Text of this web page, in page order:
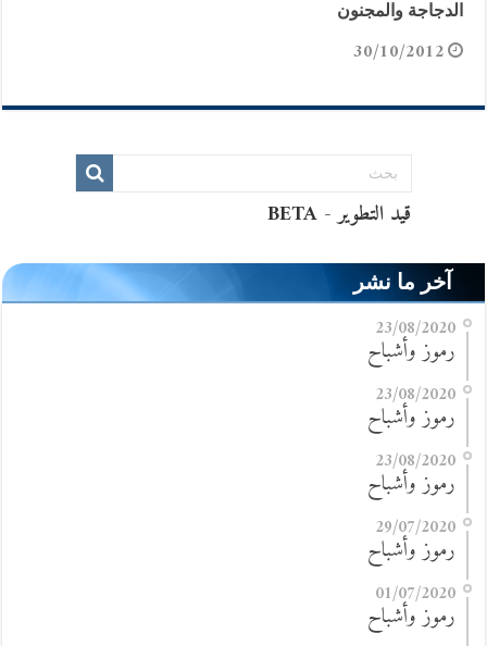
الدجاجة والمجنون
30/10/2012
آخر ما نشر
23/08/2020
رموز وأشباح
23/08/2020
رموز وأشباح
23/08/2020
رموز وأشباح
29/07/2020
رموز وأشباح
01/07/2020
رموز وأشباح